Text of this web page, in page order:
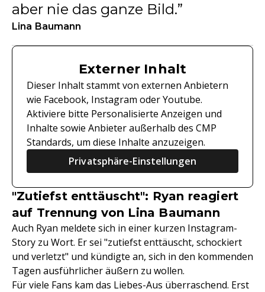
aber nie das ganze Bild.
Lina Baumann
Externer Inhalt
Dieser Inhalt stammt von externen Anbietern
wie Facebook, Instagram oder Youtube.
Aktiviere bitte Personalisierte Anzeigen und
Inhalte sowie Anbieter außerhalb des CMP
Standards, um diese Inhalte anzuzeigen.
Privatsphäre-Einstellungen
"Zutiefst enttäuscht": Ryan reagiert
auf Trennung von Lina Baumann
Auch Ryan meldete sich in einer kurzen Instagram-
Story zu Wort. Er sei "zutiefst enttäuscht, schockiert
und verletzt" und kündigte an, sich in den kommenden
Tagen ausführlicher äußern zu wollen.
Für viele Fans kam das Liebes-Aus überraschend. Erst